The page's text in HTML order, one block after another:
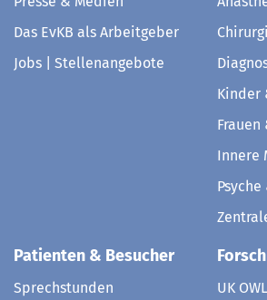
Das EvKB als Arbeitgeber
Jobs | Stellenangebote
Kinder
Frauen
Innere
Patienten & Besucher
Sprechstunden
UK